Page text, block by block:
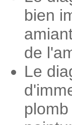
bien
de
Le